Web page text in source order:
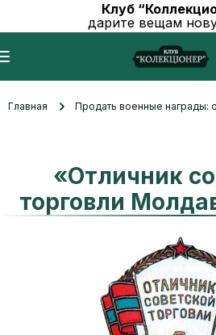
Клуб
дарите вещам
Главная Продать военные награды:
«Отличник
торговли